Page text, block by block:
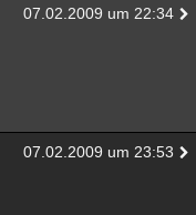
Mystery Kriminalfälle
07.02.2009 um 22:34
07.02.2009 um 23:53